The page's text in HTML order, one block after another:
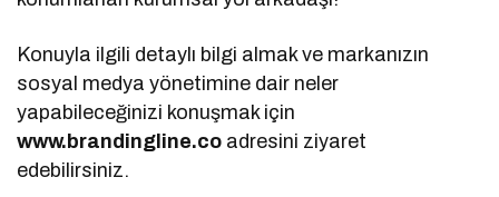
Konuyla ilgili detaylı bilgi almak ve markanızın
sosyal medya yönetimine dair neler
yapabileceğinizi konuşmak için
www.brandingline.co adresini ziyaret
edebilirsiniz.